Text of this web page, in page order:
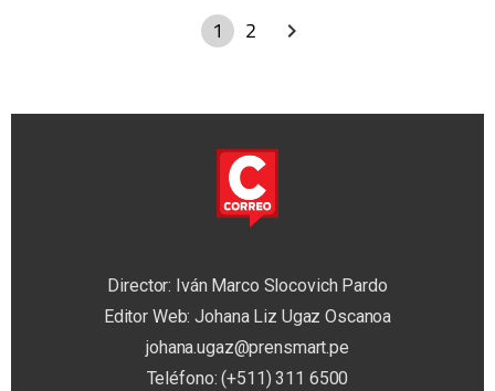
1 2
Director: Iván Marco Slocovich Pardo
Editor Web: Johana Liz Ugaz Oscanoa
johana.ugaz@prensmart.pe
Teléfono: (+511) 311 6500